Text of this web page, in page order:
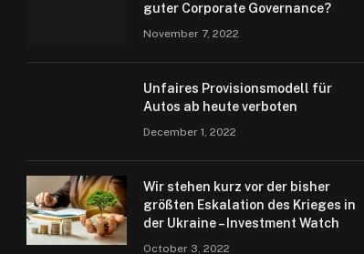
guter Corporate Governance?
November 7, 2022
Unfaires Provisionsmodell für
Autos ab heute verboten
December 1, 2022
Wir stehen kurz vor der bisher
größten Eskalation des Krieges in
der Ukraine – Investment Watch
October 3, 2022